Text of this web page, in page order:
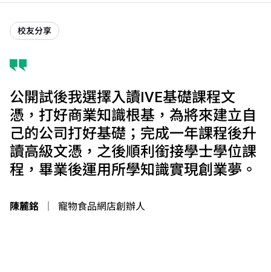
校友分享
公開試後我選擇入讀IVE基礎課程文
憑，打好商業知識根基，為將來建立自
己的公司打好基礎；完成一年課程後升
讀高級文憑，之後順利銜接學士學位課
程，畢業後運用所學知識實現創業夢。
陳麓銘 寵物食品網店創辦人